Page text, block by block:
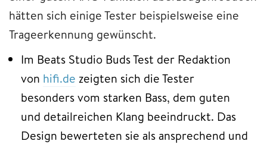
hätten sich einige Tester beispielsweise eine
Trageerkennung gewünscht.
Im Beats Studio Buds Test der Redaktion
von hifi.de zeigten sich die Tester
besonders vom starken Bass, dem guten
und detailreichen Klang beeindruckt. Das
Design bewerteten sie als ansprechend und